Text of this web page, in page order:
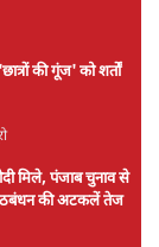
की गूंज' को शर्तों
मिले, पंजाब चुनाव से
की अटकलें तेज